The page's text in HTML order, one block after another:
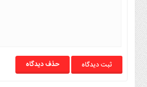
حذف دیدگاه